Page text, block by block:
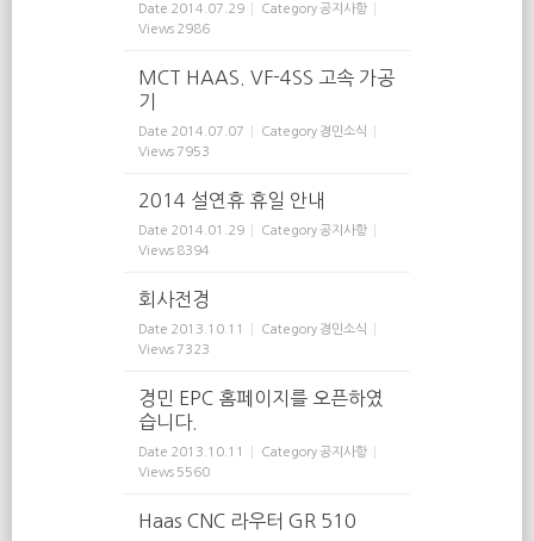
Date 2014.07.29 Category공지사항
Views 2986
MCT HAAS. VF-4SS 고속 가공
기
Date 2014.07.07 Category 경민소식
Views 7953
2014 설연휴 휴일 안내
Date 2014.01.29 Category공지사항
Views 8394
회사전경
Date 2013.10.11 Category 경민소식
Views 7323
경민 EPC 홈페이지를 오픈하였
습니다.
Date 2013.10.11 Category공지사항
Views 5560
Haas CNC 라우터 GR 510